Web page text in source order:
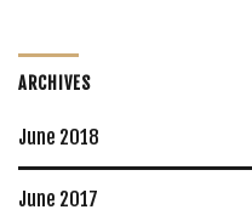
ARCHIVES
June 2018
June 2017